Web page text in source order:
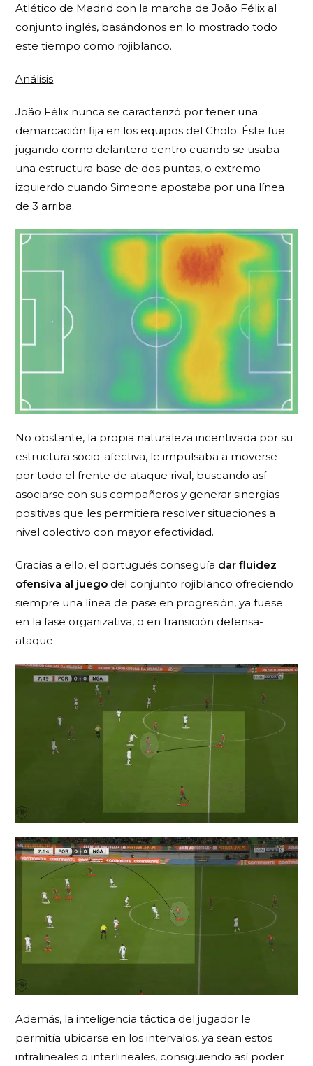
Atlético de Madrid con la marcha de João Félix al
conjunto inglés, basándonos en lo mostrado todo
este tiempo como rojiblanco.
Análisis
João Félix nunca se caracterizó por tener una
demarcación fija en los equipos del Cholo. Éste fue
jugando como delantero centro cuando se usaba
una estructura base de dos puntas, o extremo
izquierdo cuando Simeone apostaba por una línea
de 3 arriba.
No obstante, la propia naturaleza incentivada por su
estructura socio-afectiva, le impulsaba a moverse
por todo el frente de ataque rival, buscando así
asociarse con sus compañeros y generar sinergias
positivas que les permitiera resolver situaciones a
nivel colectivo con mayor efectividad.
Gracias a ello, el portugués conseguía dar fluidez
ofensiva al juego del conjunto rojiblanco ofreciendo
siempre una línea de pase en progresión, ya fuese
en la fase organizativa, o en transición defensa-
ataque.
Además, la inteligencia táctica del jugador le
permitía ubicarse en los intervalos, ya sean estos
intralineales o interlineales, consiguiendo así poder